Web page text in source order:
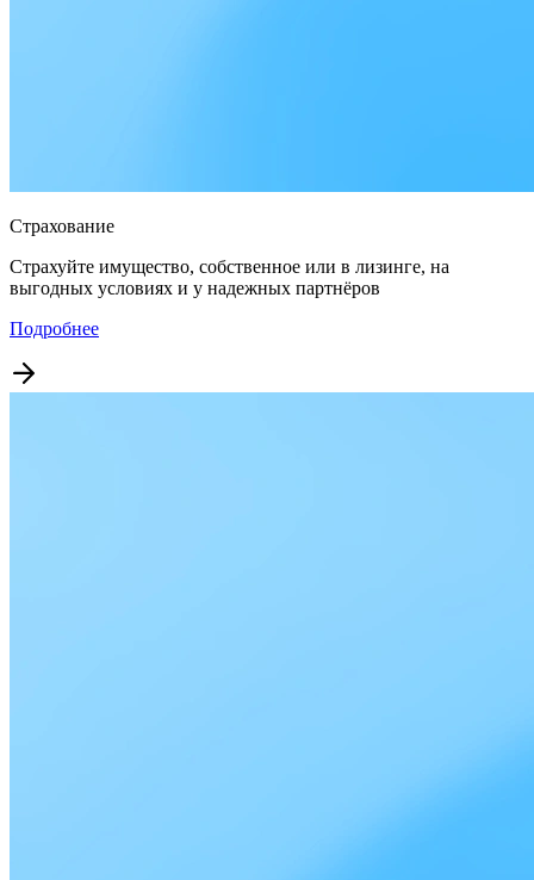
Страхование
Страхуйте имущество, собственное или в лизинге, на
выгодных условиях и у надежных партнёров
Подробнее